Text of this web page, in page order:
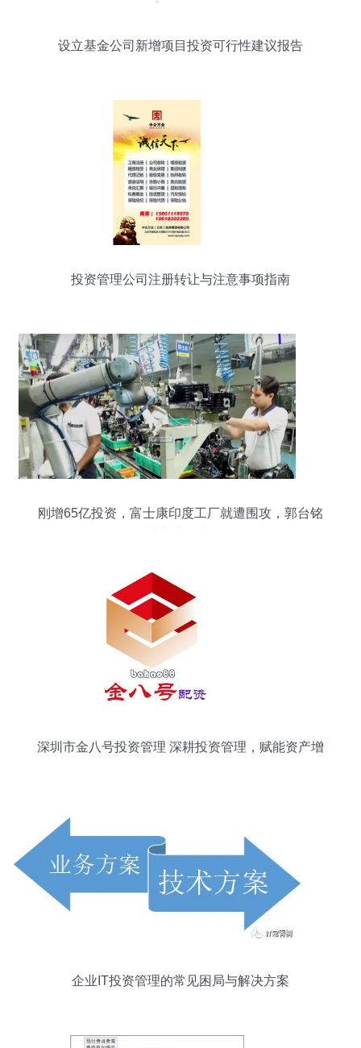
设立基金公司新增项目投资可行性建议报告
投资管理公司注册转让与注意事项指南
刚增65亿投资，富士康印度工厂就遭围攻，郭台铭
深圳市金八号投资管理 深耕投资管理，赋能资产增
企业IT投资管理的常见困局与解决方案